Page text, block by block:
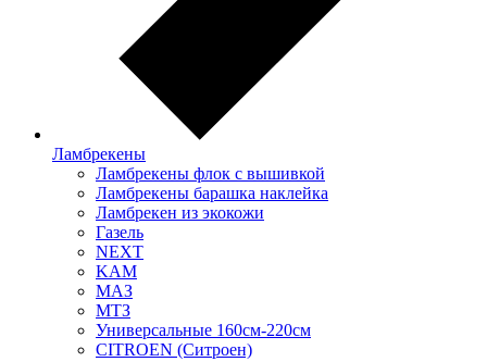
Ламбрекены
Ламбрекены флок с вышивкой
Ламбрекены барашка наклейка
Ламбрекен из экокожи
Газель
NEXT
KAM
МАЗ
МТЗ
Универсальные 160см-220см
CITROEN (Ситроен)